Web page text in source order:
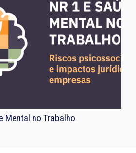
Mental no Trabalho